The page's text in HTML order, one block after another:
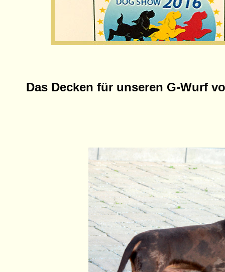
Das Decken für unseren G-Wurf